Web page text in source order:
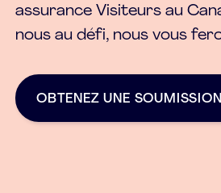
assurance Visiteurs au
nous au défi, nous vous
OBTENEZ
OBTENEZ UNE SOUMISSION